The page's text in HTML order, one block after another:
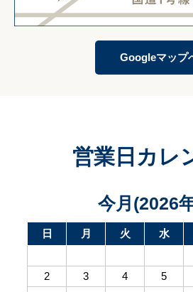
Googleマップ
営業日カレ
今月(2026
日 月 火 水
2
3 4 5